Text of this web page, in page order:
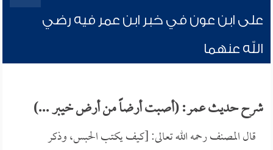
على ابن عون في خبر ابن عمر فيه رضي
الله عنهما
شرح حديث عمر: (أصبت أرضاً من أرض خيبر ...)
قال المصنف رحمه الله تعالى: [كيف يكتب الحبس، وذكر